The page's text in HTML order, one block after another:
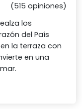
(515 opiniones)
los
del País
la terraza con
en una